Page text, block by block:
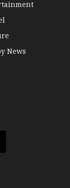
News